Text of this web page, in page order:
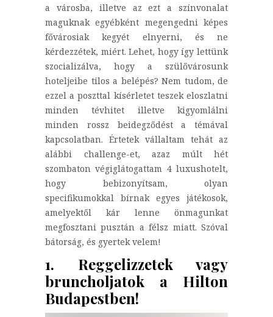
a városba, illetve az ezt a színvonalat
maguknak egyébként megengedni képes
fővárosiak kegyét elnyerni, és ne
kérdezzétek, miért. Lehet, hogy így lettünk
szocializálva, hogy a szülővárosunk
hoteljeibe tilos a belépés? Nem tudom, de
ezzel a poszttal kísérletet teszek eloszlatni
minden tévhitet illetve kigyomlálni
minden rossz beidegződést a témával
kapcsolatban. Értetek vállaltam tehát az
alábbi challenge-et, azaz múlt hét
szombaton végiglátogattam 4 luxushotelt,
hogy bebizonyítsam, olyan
specifikumokkal bírnak egyes játékosok,
amelyektől kár lenne önmagunkat
megfosztani pusztán a félsz miatt. Szóval
bátorság, és gyertek velem!
1. Reggelizzetek vagy
bruncholjatok a Hilton
Budapestben!